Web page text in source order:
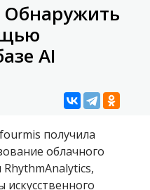
Обнаружить
AI
получила
облачного